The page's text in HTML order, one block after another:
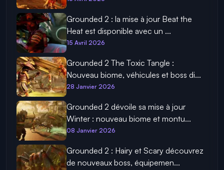
Grounded 2 : la mise à jour Beat the
Heat est disponible avec un ...
15 Avril 2026
Grounded 2 The Toxic Tangle :
Nouveau biome, véhicules et boss di...
28 Janvier 2026
Grounded 2 dévoile sa mise à jour
Winter : nouveau biome et montu...
08 Janvier 2026
Grounded 2 : Hairy et Scary découvrez
de nouveaux boss, équipemen...